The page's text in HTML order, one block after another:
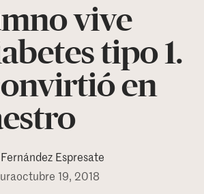
vive
tipo 1.
en
Espresate
octubre 19, 2018